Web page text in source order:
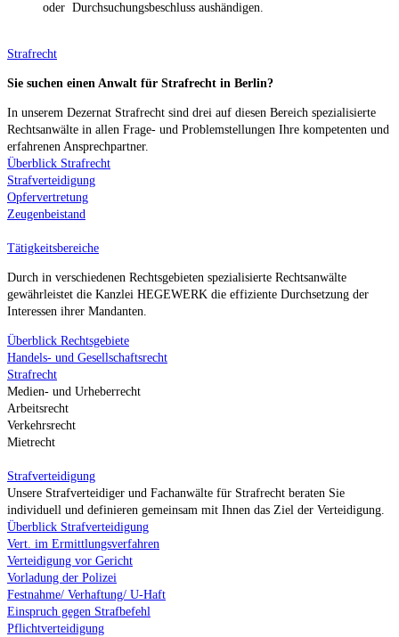
oder Durchsuchungsbeschluss aushändigen.
Strafrecht
Sie suchen einen Anwalt für Strafrecht in Berlin?
In unserem Dezernat Strafrecht sind drei auf diesen Bereich spezialisierte
Rechtsanwälte in allen Frage- und Problemstellungen Ihre kompetenten und
erfahrenen Ansprechpartner.
Überblick Strafrecht
Strafverteidigung
Opfervertretung
Zeugenbeistand
Tätigkeitsbereiche
Durch in verschiedenen Rechtsgebieten spezialisierte Rechtsanwälte
gewährleistet die Kanzlei HEGEWERK die effiziente Durchsetzung der
Interessen ihrer Mandanten.
Überblick Rechtsgebiete
Handels- und Gesellschaftsrecht
Strafrecht
Medien- und Urheberrecht
Arbeitsrecht
Verkehrsrecht
Mietrecht
Strafverteidigung
Unsere Strafverteidiger und Fachanwälte für Strafrecht beraten Sie
individuell und definieren gemeinsam mit Ihnen das Ziel der Verteidigung.
Überblick Strafverteidigung
Vert. im Ermittlungsverfahren
Verteidigung vor Gericht
Vorladung der Polizei
Festnahme/ Verhaftung/ U-Haft
Einspruch gegen Strafbefehl
Pflichtverteidigung